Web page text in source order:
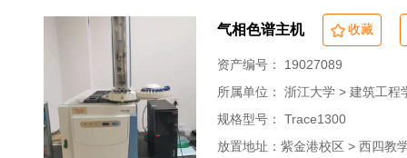
气相色谱主机 收藏
资产编号： 19027089
所属单位： 浙江大学 > 建筑工程
规格型号： Trace1300
放置地址：紫金港校区 > 西四教